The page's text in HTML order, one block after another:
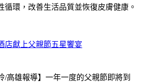
循環，改善生活品質並恢復皮膚健康。
店獻上父親節五星饗宴
/高雄報導】一年一度的父親節即將到